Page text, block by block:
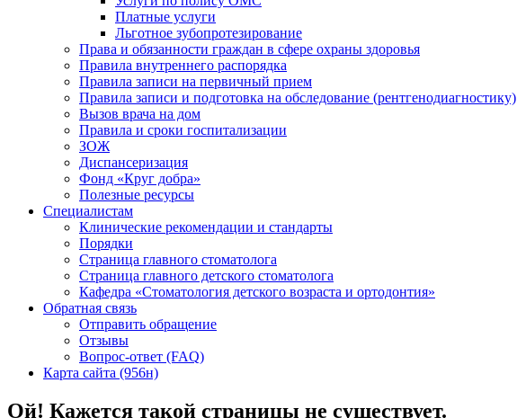
Платные услуги
Льготное зубопротезирование
Права и обязанности граждан в сфере охраны здоровья
Правила внутреннего распорядка
Правила записи на первичный прием
Правила записи и подготовка на обследование (рентгенодиагностику)
Вызов врача на дом
Правила и сроки госпитализации
ЗОЖ
Диспансеризация
Фонд «Круг добра»
Полезные ресурсы
Специалистам
Клинические рекомендации и стандарты
Порядки
Страница главного стоматолога
Страница главного детского стоматолога
Кафедра «Стоматология детского возраста и ортодонтия»
Обратная связь
Отправить обращение
Отзывы
Вопрос-ответ (FAQ)
Карта сайта (956н)
Ой! Кажется такой страницы не существует.